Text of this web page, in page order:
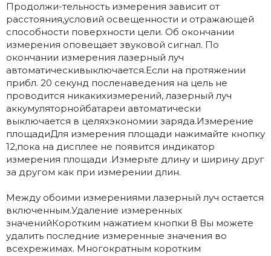
Продолжи-тельность измерения зависит от
расстояния,условий освещенности и отражающей
способности поверхности цели. Об окончании
измерения оповещает звуковой сигнал. По
окончании измерения лазерный луч
автоматическивыключается.Если на протяжении
прибл. 20 секунд посленаведения на цель не
проводится никакихизмерений, лазерный луч
аккумуляторнойбатареи автоматически
выключается в целяхэкономии заряда.Измерение
площадиДля измерения площади нажимайте кнопку
12,пока на дисплее не появится индикатор
измерения площади .Измерьте длину и ширину друг
за другом как при измерении длин.
Между обоими измерениями лазерный луч остается
включенным.Удаление измеренных
значенийКоротким нажатием кнопки 8 Вы можете
удалить последние измеренные значения во
всехрежимах. Многократным коротким